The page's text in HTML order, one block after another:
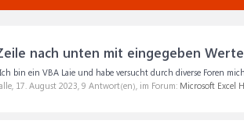
nach unten mit eingegeben
bin ein VBA Laie und habe versucht durch diverse Foren
17. August 2023, 9 Antwort(en), im Forum: Microsoft Excel